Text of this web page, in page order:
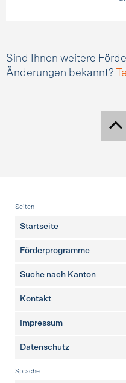
Sind Ihnen weitere
Änderungen bekannt?
Fusszeile
Seiten
Startseite
Förderprogramme
Suche nach Kanton
weitere Seiten
Kontakt
Impressum
Datenschutz
Sprache